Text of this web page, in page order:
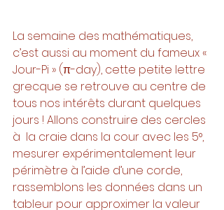
La semaine des mathématiques,
c’est aussi au moment du fameux «
Jour-Pi » (π-day), cette petite lettre
grecque se retrouve au centre de
tous nos intérêts durant quelques
jours ! Allons construire des cercles
à  la craie dans la cour avec les 5°,
mesurer expérimentalement leur
périmètre à l’aide d’une corde,
rassemblons les données dans un
tableur pour approximer la valeur